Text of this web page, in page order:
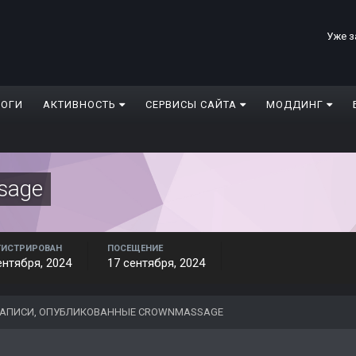
Уже
АКТИВНОСТЬ СЕРВИСЫ САЙТА МОДДИНГ
2024
ПОСЕЩЕНИЕ
17 сентября, 2024
ОПУБЛИКОВАННЫЕ CROWNMASSAGE